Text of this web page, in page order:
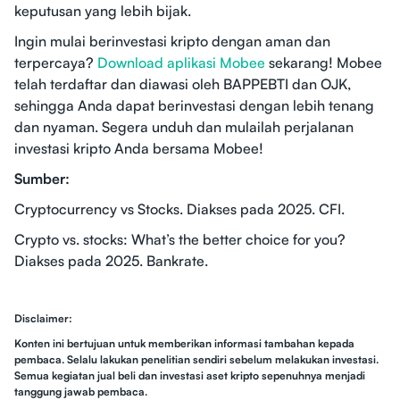
keputusan yang lebih bijak.
Ingin mulai berinvestasi kripto dengan aman dan
terpercaya? Download aplikasi Mobee sekarang! Mobee
telah terdaftar dan diawasi oleh BAPPEBTI dan OJK,
sehingga Anda dapat berinvestasi dengan lebih tenang
dan nyaman. Segera unduh dan mulailah perjalanan
investasi kripto Anda bersama Mobee!
Sumber:
Cryptocurrency vs Stocks. Diakses pada 2025. CFI.
Crypto vs. stocks: What’s the better choice for you?
Diakses pada 2025. Bankrate.
Disclaimer:
Konten ini bertujuan untuk memberikan informasi tambahan kepada
pembaca. Selalu lakukan penelitian sendiri sebelum melakukan investasi.
Semua kegiatan jual beli dan investasi aset kripto sepenuhnya menjadi
tanggung jawab pembaca.